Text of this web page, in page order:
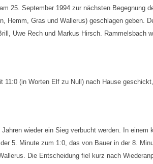
25. September 1994 zur nächsten Begegnung
Hemm, Gras und Wallerus) geschlagen geben.
Uwe Rech und Markus Hirsch. Rammelsbach
(in Worten Elf zu Null) nach Hause
wieder ein Sieg verbucht werden. In
5. Minute zum 1:0, das von Bauer in der 8.
Die Entscheidung fiel kurz nach